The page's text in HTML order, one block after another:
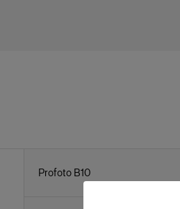
Profoto B10